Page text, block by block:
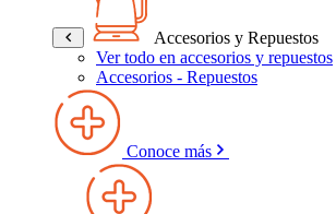
Accesorios y Repuestos
Ver todo en accesorios y repuestos
Accesorios - Repuestos
Conoce más